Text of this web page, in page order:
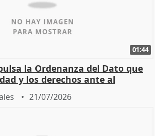
01:44
la Ordenanza del Dato que
y los derechos ante al
21/07/2026